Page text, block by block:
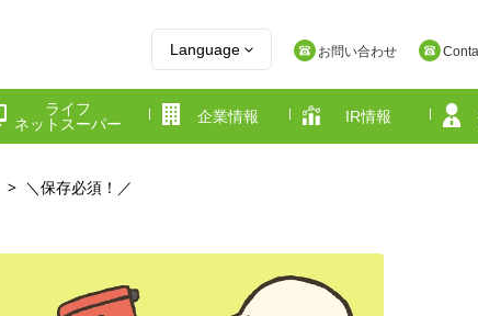
Language お問い合わせ
ライフ
ネットスーパー
企業情報 IR情報
＼保存必須！／